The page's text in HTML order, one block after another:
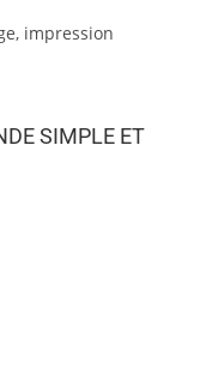
impression
SIMPLE ET